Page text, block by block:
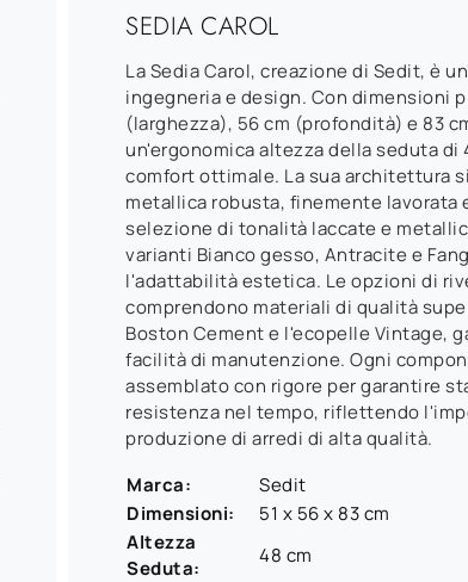
SEDIA CAROL
La Sedia Carol, creazione di Sedit, è
ingegneria e design. Con dimensioni
(larghezza), 56 cm (profondità) e 83
un'ergonomica altezza della seduta di
comfort ottimale. La sua architettura
metallica robusta, finemente lavorata
selezione di tonalità laccate e
varianti Bianco gesso, Antracite e
l'adattabilità estetica. Le opzioni di
comprendono materiali di qualità
Boston Cement e l'ecopelle Vintage,
facilità di manutenzione. Ogni
assemblato con rigore per garantire
resistenza nel tempo, riflettendo
produzione di arredi di alta qualità.
Marca:
Sedit
Dimensioni:
51 x 56 x 83 cm
Altezza
Seduta:
48 cm